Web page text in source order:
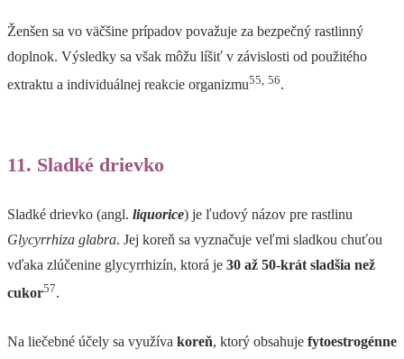
Ženšen sa vo väčšine prípadov považuje za bezpečný rastlinný
doplnok. Výsledky sa však môžu líšiť v závislosti od použitého
extraktu a individuálnej reakcie organizmu55 56.
11. Sladké drievko
Sladké drievko (angl. liquorice) je ľudový názov pre rastlinu
Glycyrrhiza glabra. Jej koreň sa vyznačuje veľmi sladkou chuťou
vďaka zlúčenine glycyrrhizín, ktorá je 30 až 50-krát sladšia než
cukor57.
Na liečebné účely sa využíva koreň, ktorý obsahuje fytoestrogénne